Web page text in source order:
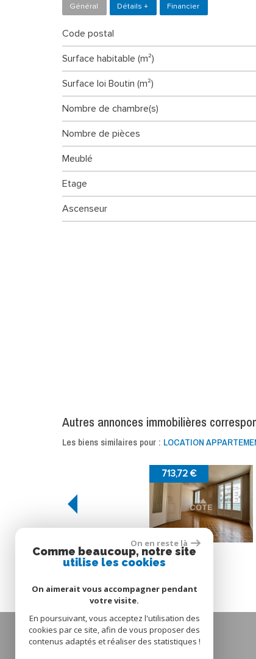
Général Détails + Financier
Code postal
Surface habitable (m²)
Surface loi Boutin (m²)
Nombre de chambre(s)
Nombre de pièces
Meublé
Etage
Ascenseur
autres annonces immobilières
Les biens similaires pour : LOCATION
713,72 €
Grenoble
Appartement
Extranet vendeur
On en reste là
Comme beaucoup, notre site
utilise les cookies
On aimerait vous accompagner pendant
votre visite.
En poursuivant, vous acceptez l'utilisation des
cookies par ce site, afin de vous proposer des
contenus adaptés et réaliser des statistiques !